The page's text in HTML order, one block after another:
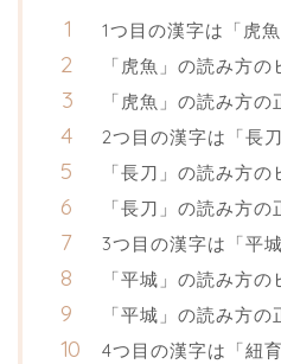
1つ目の漢字は「虎魚
「虎魚」の読み方の
「虎魚」の読み方
2つ目の漢字は「長刀
「長刀」の読み方の
「長刀」の読み方
3つ目の漢字は「平城
「平城」の読み方の
「平城」の読み方
4つ目の漢字は「紐育